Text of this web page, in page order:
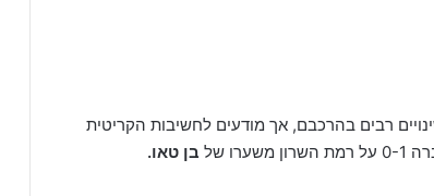
רבים בהרכבם, אך מודעים לחשיבות הקריטית
של
בן טאו.